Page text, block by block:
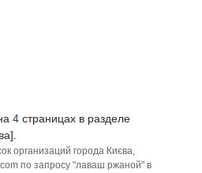
4 страницах в разделе
организаций города Києва,
по запросу "лаваш ржаной" в